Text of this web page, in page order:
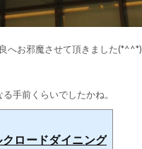
へお邪魔させて頂きました(*^^*)
手前くらいでしたかね。
ロードダイニング